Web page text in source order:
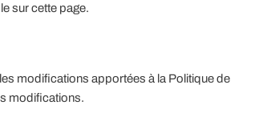
sur cette page.
modifications apportées à la Politique de
modifications.